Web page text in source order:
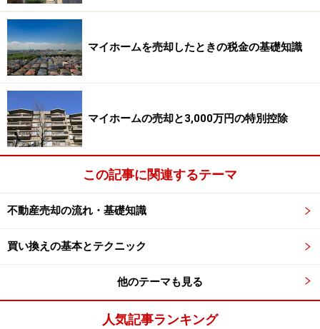
マイホームを売却したときの税金の基礎知識
マイホームの売却と3,000万円の特別控除
この記事に関連するテーマ
不動産売却の流れ・基礎知識
買い換えの基本とテクニック
他のテーマも見る
人気記事ランキング